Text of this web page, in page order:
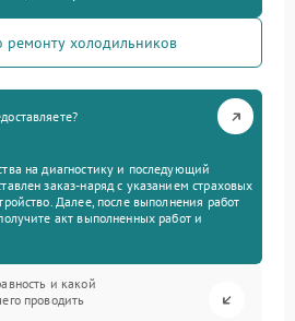
ремонту холодильников
на диагностику и последующий
заказ-наряд с указанием страховых
Далее, после выполнения работ
акт выполненных работ и
и какой
проводить